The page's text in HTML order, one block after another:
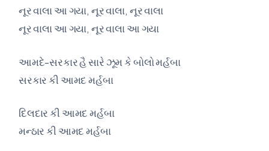
નૂર વાલા આ ગયા, નૂર વાલા, નૂર વાલા
નૂર વાલા આ ગયા, નૂર વાલા આ ગયા
આમદે-સરકાર હૈ સારે ઝૂમ કે બોલો મર્હબા
સરકાર કી આમદ મર્હબા
દિલદાર કી આમદ મર્હબા
મન્ઠાર કી આમદ મર્હબા